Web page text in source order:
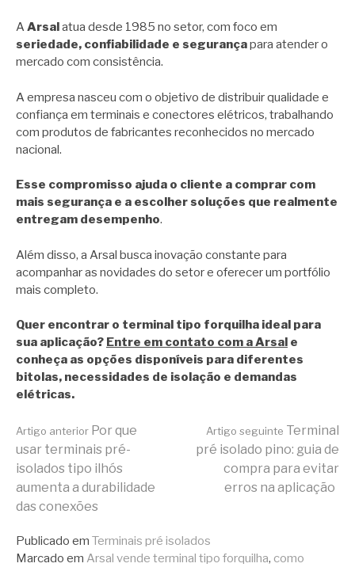
AArsal atua desde 1985 no setor, com foco em
seriedade, confiabilidade e segurançapara atender o
mercado com consistência.
A empresa nasceu com o objetivo de distribuir qualidade e
confiança em terminais e conectores elétricos, trabalhando
com produtos de fabricantes reconhecidos no mercado
nacional.
Esse compromisso ajuda o cliente a comprar com
mais segurança e a escolher soluções que realmente
entregam desempenho.
Além disso, a Arsal busca inovação constante para
acompanhar as novidades do setor e oferecer um portfólio
mais completo.
Quer encontrar o terminal tipo forquilha ideal para
sua aplicação? Entre em contato com a Arsal e
conheça as opções disponíveis para diferentes
bitolas, necessidades de isolação e demandas
elétricas.
Continue
lendo
Artigo anterior Por que
usar terminais pré-
isolados tipo ilhós
aumenta a durabilidade
das conexões
Artigo seguinte Terminal
pré isolado pino: guia de
compra para evitar
erros na aplicação
Publicado em Terminais pré isolados
Marcado em Arsal vende terminal tipo forquilha, como